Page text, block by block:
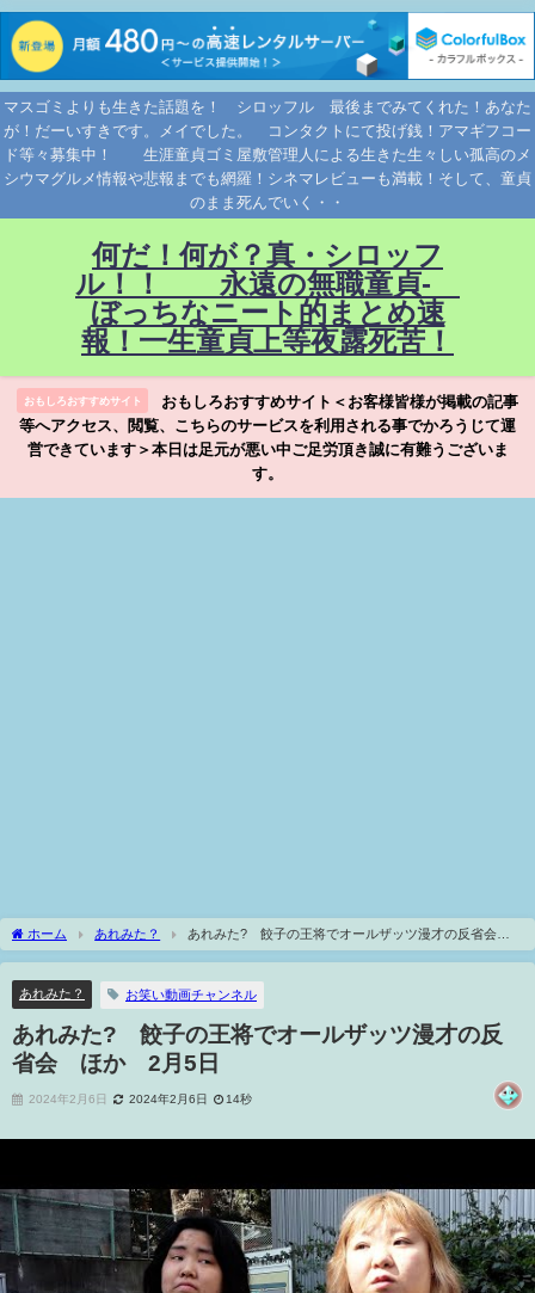
マスゴミよりも生きた話題を！ シロッフル 最後までみてくれた！あなた
が！だーいすきです。メイでした。 コンタクトにて投げ銭！アマギフコー
ド等々募集中！ 生涯童貞ゴミ屋敷管理人による生きた生々しい孤高のメ
シウマグルメ情報や悲報までも網羅！シネマレビューも満載！そして、童貞
のまま死んでいく・・
何だ！何が？真・シロッフ
ル！！ 永遠の無職童貞-
ぼっちなニート的まとめ速
報！一生童貞上等夜露死苦！
おもしろおすすめサイト
おもしろおすすめサイト＜お客様皆様が掲載の記事
等へアクセス、閲覧、こちらのサービスを利用される事でかろうじて運
営できています＞本日は足元が悪い中ご足労頂き誠に有難うございま
す。
ホーム あれみた？
あれみた? 餃子の王将でオールザッツ漫才の反省会
ほか 2月5日
あれみた？ お笑い動画チャンネル
あれみた? 餃子の王将でオールザッツ漫才の反
省会 ほか 2月5日
2024年2月6日 2024年2月6日 14秒